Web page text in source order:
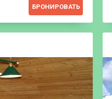
БРОНИРОВАТЬ